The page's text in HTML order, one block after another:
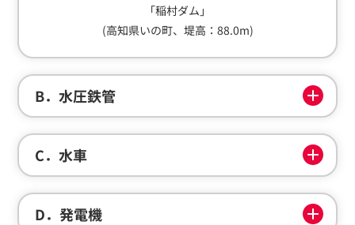
「稲村ダム」
(高知県いの町、堤高：88.0m)
B．水圧鉄管
C．水車
D．発電機